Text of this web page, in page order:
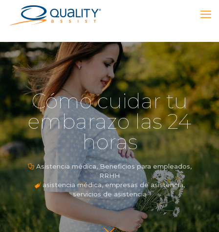
Cómo cuidar tu
embarazo las 24
horas
Asistencia médica, Beneficios para empleados,
RRHH
asistencia médica,empresas de asistencia,
servicios de asistencia